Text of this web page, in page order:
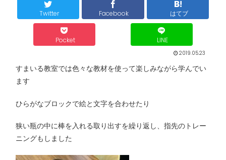
Twitter Facebook はてブ
Pocket LINE
2019.05.23
すまいる教室では色々な教材を使って楽しみながら学んでい
ます
ひらがなブロックで絵と文字を合わせたり
狭い瓶の中に棒を入れる取り出すを繰り返し、指先のトレー
ニングもしました